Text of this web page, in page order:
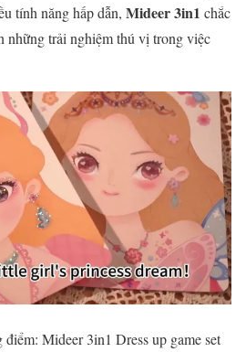
tính năng hấp dẫn, Mideer 3in1 chắc
những trải nghiệm thú vị trong việc
Mideer 3in1 Dress up game set